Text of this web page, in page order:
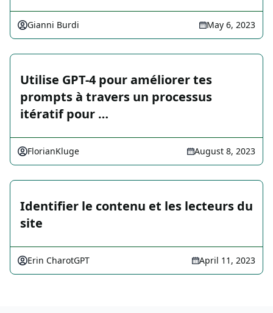
Gianni Burdi May 6, 2023
Utilise GPT-4 pour améliorer tes
prompts à travers un processus
itératif pour …
FlorianKluge August 8, 2023
Identifier le contenu et les lecteurs du
site
Erin CharotGPT April 11, 2023